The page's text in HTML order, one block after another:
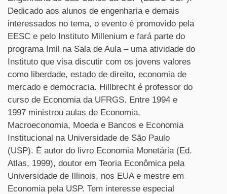
Dedicado aos alunos de engenharia e demais
interessados no tema, o evento é promovido pela
EESC e pelo Instituto Millenium e fará parte do
programa Imil na Sala de Aula – uma atividade do
Instituto que visa discutir com os jovens valores
como liberdade, estado de direito, economia de
mercado e democracia. Hillbrecht é professor do
curso de Economia da UFRGS. Entre 1994 e
1997 ministrou aulas de Economia,
Macroeconomia, Moeda e Bancos e Economia
Institucional na Universidade de São Paulo
(USP). É autor do livro Economia Monetária (Ed.
Atlas, 1999), doutor em Teoria Econômica pela
Universidade de Illinois, nos EUA e mestre em
Economia pela USP. Tem interesse especial